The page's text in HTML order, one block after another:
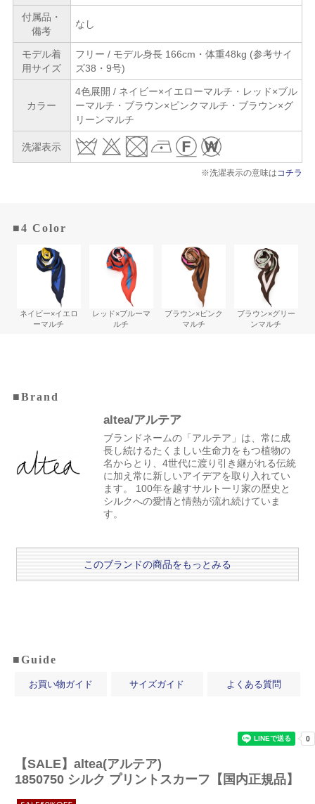
付属品・
備考
なし
モデル着
用サイズ
フリー / モデル身長 166cm・体重48kg (参考サイ
ズ38・9号)
カラー
4色展開 / ネイビー×イエローマルチ・レッド×ブル
ーマルチ・ブラウン×ピンクマルチ・ブラウン×グ
リーンマルチ
洗濯表示
※洗濯表示の意味は コチラ
■4 Color
ネイビー×イエロ
ーマルチ
レッド×ブルーマ
ルチ
ブラウン×ピンク
マルチ
ブラウン×グリー
ンマルチ
■Brand
altea/アルテア
ブランドネームの「アルテア」は、常に成
長し続けるたくましい生命力をもつ植物の
名からとり、4世代に渡り引き継がれる伝統
に加え常に新しいアイデアを取り入れてい
ます。 100年を越すサルトーリ家の歴史と
シルクへの愛情と情熱が流れ続けていま
す。
このブランドの商品をもっとみる
■Guide
お買い物ガイド サイズガイド よくある質問
【SALE】 altea(アルテア)
1850750 シルク プリントスカーフ【国内正規品】